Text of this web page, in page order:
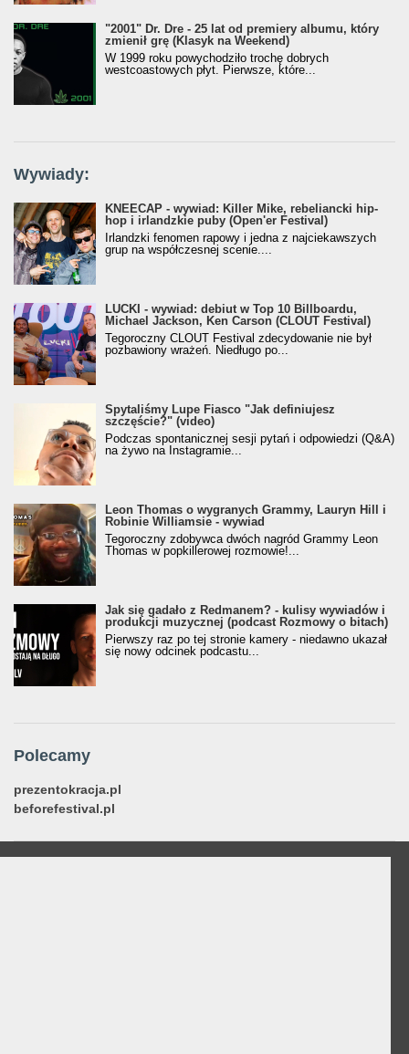
"2001" Dr. Dre - 25 lat od premiery albumu, który
zmienił grę (Klasyk na Weekend)
W 1999 roku powychodziło trochę dobrych
westcoastowych płyt. Pierwsze, które...
Wywiady:
KNEECAP - wywiad: Killer Mike, rebeliancki hip-
hop i irlandzkie puby (Open'er Festival)
Irlandzki fenomen rapowy i jedna z najciekawszych
grup na współczesnej scenie....
LUCKI - wywiad: debiut w Top 10 Billboardu,
Michael Jackson, Ken Carson (CLOUT Festival)
Tegoroczny CLOUT Festival zdecydowanie nie był
pozbawiony wrażeń. Niedługo po...
Spytaliśmy Lupe Fiasco "Jak definiujesz
szczęście?" (video)
Podczas spontanicznej sesji pytań i odpowiedzi (Q&A)
na żywo na Instagramie...
Leon Thomas o wygranych Grammy, Lauryn Hill i
Robinie Williamsie - wywiad
Tegoroczny zdobywca dwóch nagród Grammy Leon
Thomas w popkillerowej rozmowie!...
Jak się gadało z Redmanem? - kulisy wywiadów i
produkcji muzycznej (podcast Rozmowy o bitach)
Pierwszy raz po tej stronie kamery - niedawno ukazał
się nowy odcinek podcastu...
Polecamy
prezentokracja.pl
beforefestival.pl